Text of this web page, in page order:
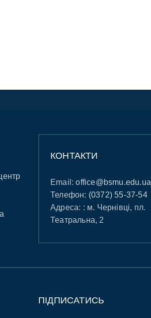
КОНТАКТИ
Email:office@bsmu.edu.ua
Телефон: (0372) 55-37-54
Адреса: : м. Чернівці, пл.
Театральна, 2
ПІДПИСАТИСЬ